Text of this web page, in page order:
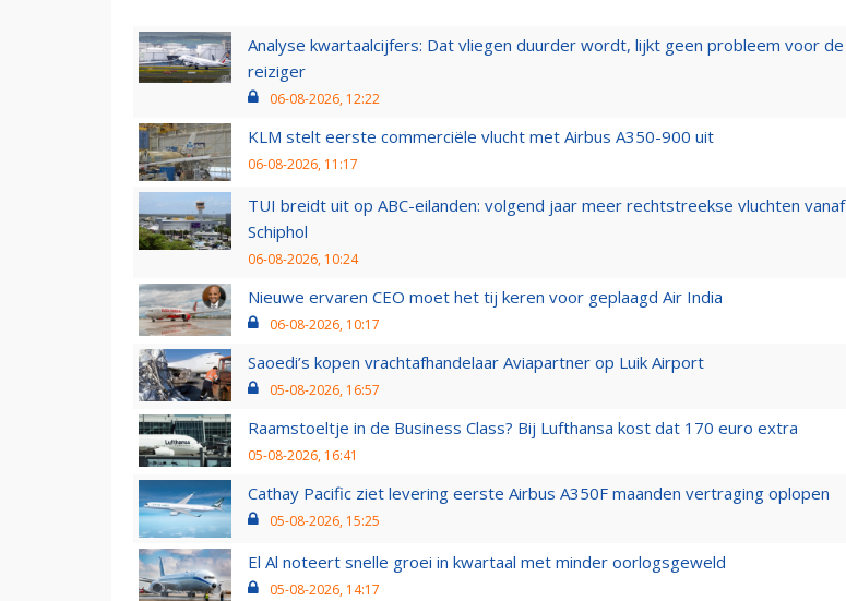
Analyse kwartaalcijfers: Dat vliegen duurder wordt, lijkt geen probleem voor de
reiziger
06-08-2026, 12:22
KLM stelt eerste commerciële vlucht met Airbus A350-900 uit
06-08-2026, 11:17
TUI breidt uit op ABC-eilanden: volgend jaar meer rechtstreekse vluchten vanaf
Schiphol
06-08-2026, 10:24
Nieuwe ervaren CEO moet het tij keren voor geplaagd Air India
06-08-2026, 10:17
Saoedi’s kopen vrachtafhandelaar Aviapartner op Luik Airport
05-08-2026, 16:57
Raamstoeltje in de Business Class? Bij Lufthansa kost dat 170 euro extra
05-08-2026, 16:41
Cathay Pacific ziet levering eerste Airbus A350F maanden vertraging oplopen
05-08-2026, 15:25
El Al noteert snelle groei in kwartaal met minder oorlogsgeweld
05-08-2026, 14:17